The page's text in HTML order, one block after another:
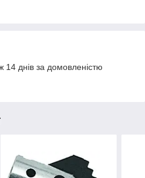
днів за домовленістю